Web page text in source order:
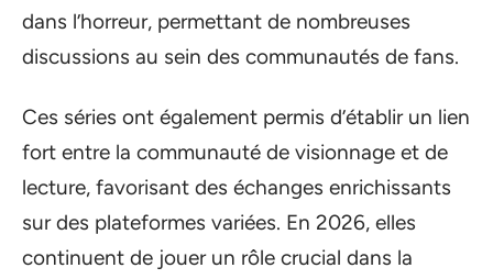
dans l’horreur, permettant de nombreuses
discussions au sein des communautés de fans.
Ces séries ont également permis d’établir un lien
fort entre la communauté de visionnage et de
lecture, favorisant des échanges enrichissants
sur des plateformes variées. En 2026, elles
continuent de jouer un rôle crucial dans la